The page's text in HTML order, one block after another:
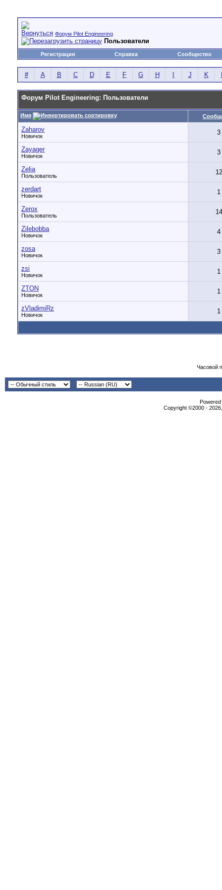
Форум Pilot Engineering
Пользователи
Регистрация Справка Сообщество
# A B C D E F G H J K
Форум Pilot Engineering: Пользователи
Имя
Zaharov
Новичок 3
Zayager
Новичок 3
Zelia
Пользователь 12
zerdart
Новичок 1
Zerox
Пользователь 14
Zilebobba
Новичок 4
zosa
Новичок 3
zsi
Новичок 1
ZTON
Новичок 1
zVladimiRz
Новичок 1
Часовой
Copyright ©2000 -